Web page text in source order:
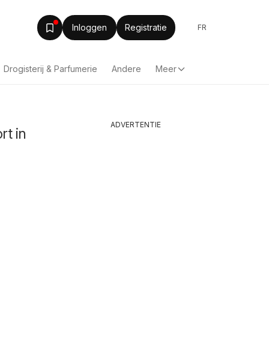
Inloggen Registratie FR
Drogisterij & Parfumerie Andere Meer
in
ADVERTENTIE